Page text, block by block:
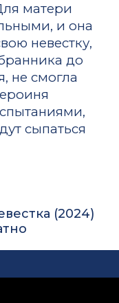
матери
и она
невестку,
до
не смогла
сыпаться
(2024)